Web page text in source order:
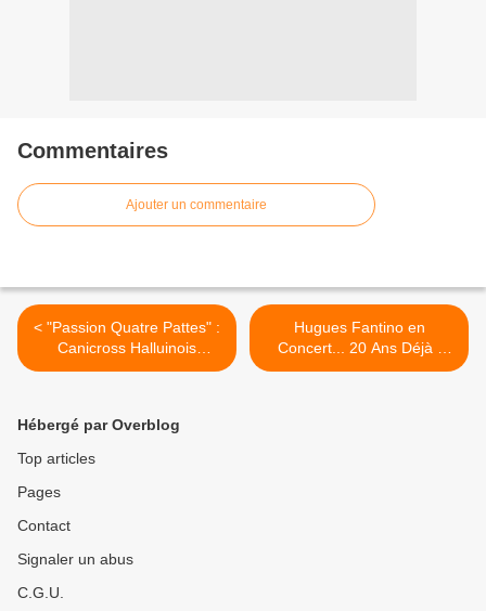
Commentaires
Ajouter un commentaire
< "Passion Quatre Pattes" :
Canicross Halluinois
(Février 2020).
Hugues Fantino en
Concert... 20 Ans Déjà !
(2000 - 2020). >
Hébergé par Overblog
Top articles
Pages
Contact
Signaler un abus
C.G.U.